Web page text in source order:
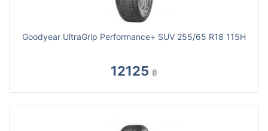
Goodyear UltraGrip Performance+ SUV 255/65 R18 115H
12125 ₴